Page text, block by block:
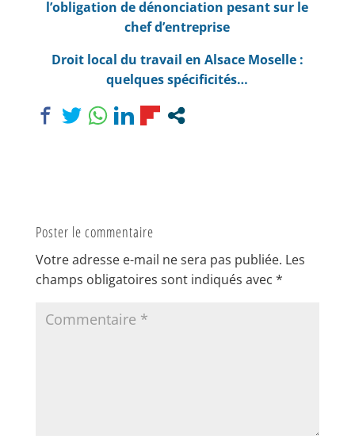
l’obligation de dénonciation pesant sur le
chef d’entreprise
Droit local du travail en Alsace Moselle :
quelques spécificités…
Poster le commentaire
Votre adresse e-mail ne sera pas publiée. Les
champs obligatoires sont indiqués avec *